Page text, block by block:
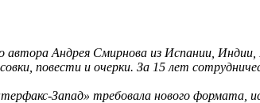
Андрея Смирнова из Испании,
повести и очерки. За 15 лет
Запад» требовала нового формата,